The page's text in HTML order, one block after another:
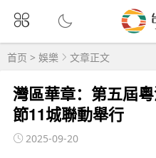
首页 > 娛樂 文章正文
灣區華章：第五屆
節11城聯動舉行
2025-09-20